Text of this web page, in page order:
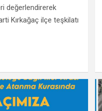
değerlendirerek
Kırkağaç ilçe teşkilatı